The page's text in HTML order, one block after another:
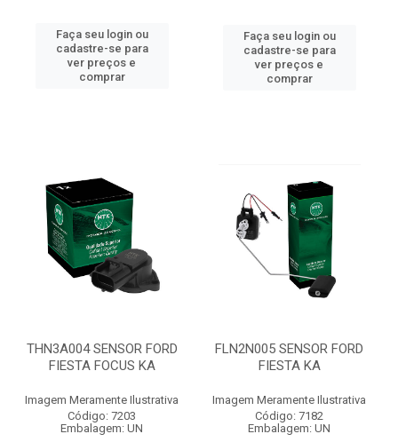
Faça seu login ou
cadastre-se para
ver preços e
comprar
Faça seu login ou
cadastre-se para
ver preços e
comprar
THN3A004 SENSOR FORD
FIESTA FOCUS KA
Imagem Meramente Ilustrativa
Código: 7203
Embalagem: UN
FLN2N005 SENSOR FORD
FIESTA KA
Imagem Meramente Ilustrativa
Código: 7182
Embalagem: UN